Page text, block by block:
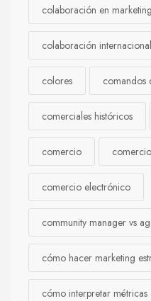
colaboración en marketing
colaboración internacional
colores comandos
comerciales históricos
comercio
comercio electrónico
community manager vs
cómo hacer marketing
cómo interpretar métricas